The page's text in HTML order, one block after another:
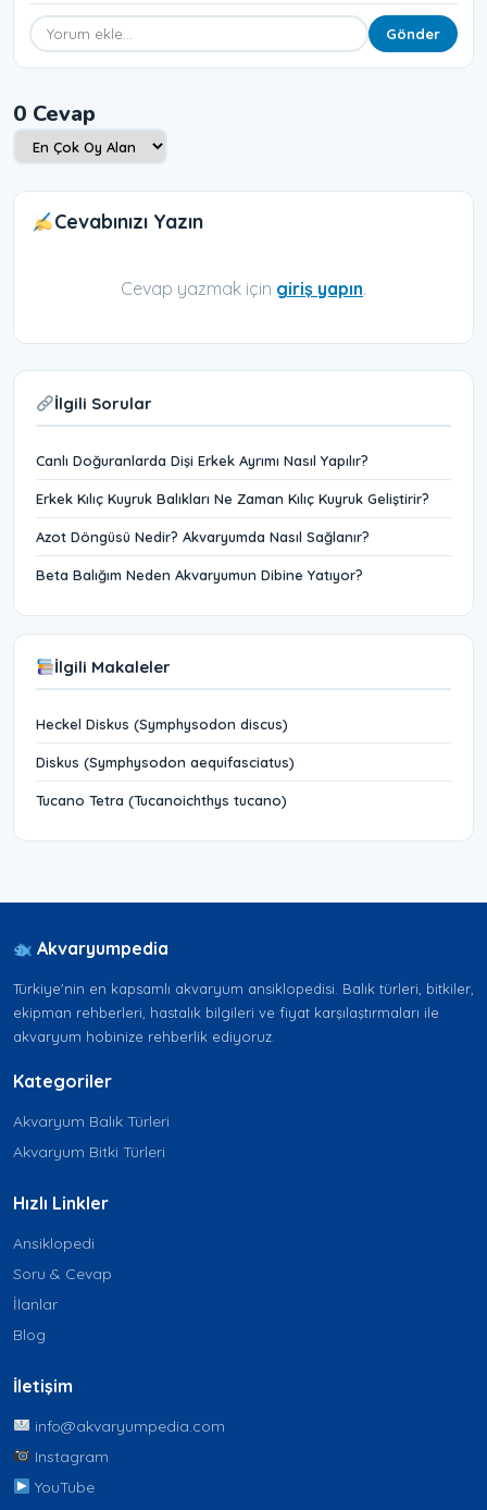
Gönder
0 Cevap
Cevabınızı Yazın
Cevap yazmak için giriş yapın.
İlgili Sorular
Canlı Doğuranlarda Dişi Erkek Ayrımı Nasıl Yapılır?
Erkek Kılıç Kuyruk Balıkları Ne Zaman Kılıç Kuyruk Geliştirir?
Azot Döngüsü Nedir? Akvaryumda Nasıl Sağlanır?
Beta Balığım Neden Akvaryumun Dibine Yatıyor?
İlgili Makaleler
Heckel Diskus (Symphysodon discus)
Diskus (Symphysodon aequifasciatus)
Tucano Tetra (Tucanoichthys tucano)
Akvaryumpedia
Türkiye'nin en kapsamlı akvaryum ansiklopedisi. Balık türleri, bitkiler,
ekipman rehberleri, hastalık bilgileri ve fiyat karşılaştırmaları ile
akvaryum hobinize rehberlik ediyoruz.
Kategoriler
Akvaryum Balık Türleri
Akvaryum Bitki Türleri
Hızlı Linkler
Ansiklopedi
Soru & Cevap
İlanlar
Blog
İletişim
info@akvaryumpedia.com
Instagram
YouTube